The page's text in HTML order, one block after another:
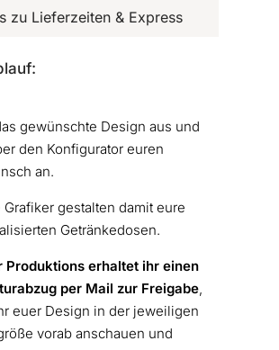
zu Lieferzeiten & Express
gewünschte Design aus und
den Konfigurator euren
an.
Grafiker gestalten damit eure
Getränkedosen.
Produktions erhaltet ihr einen
per Mail zur Freigabe,
euer Design in der jeweiligen
vorab anschauen und